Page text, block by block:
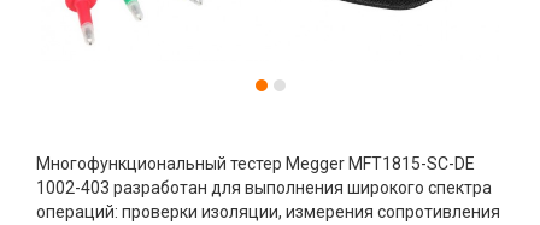
Многофункциональный тестер Megger MFT1815-SC-DE
1002-403 разработан для выполнения широкого спектра
операций: проверки изоляции, измерения сопротивления